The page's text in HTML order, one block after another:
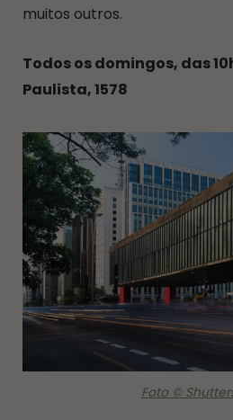
muitos outros.
Todos os domingos, das
Paulista, 1578
Foto ©